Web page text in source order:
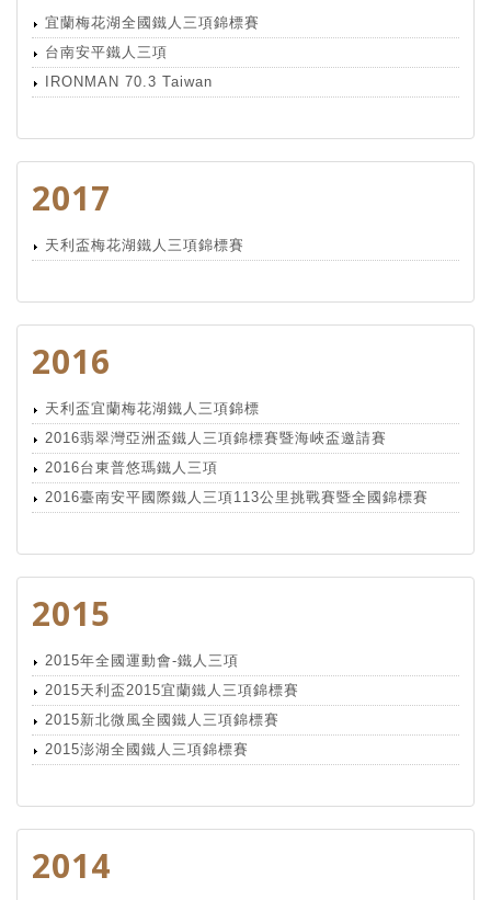
宜蘭梅花湖全國鐵人三項錦標賽
台南安平鐵人三項
IRONMAN 70.3 Taiwan
2017
天利盃梅花湖鐵人三項錦標賽
2016
天利盃宜蘭梅花湖鐵人三項錦標
2016翡翠灣亞洲盃鐵人三項錦標賽暨海峽盃邀請賽
2016台東普悠瑪鐵人三項
2016臺南安平國際鐵人三項113公里挑戰賽暨全國錦標賽
2015
2015年全國運動會-鐵人三項
2015天利盃2015宜蘭鐵人三項錦標賽
2015新北微風全國鐵人三項錦標賽
2015澎湖全國鐵人三項錦標賽
2014